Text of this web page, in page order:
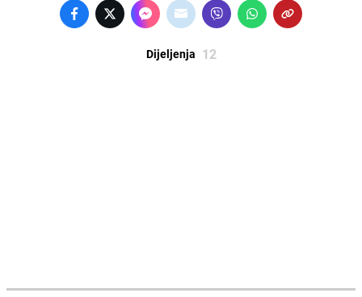
Dijeljenja 12